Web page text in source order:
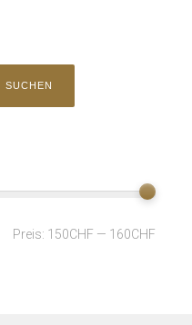
SUCHEN
Preis: 150CHF — 160CHF